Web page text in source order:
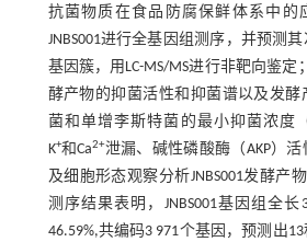
抗菌物质在食品防腐保鲜体系中的
JNBS001进行全基因组测序，并预测
基因簇，用LC-MS/MS进行非靶向鉴定
酵产物的抑菌活性和抑菌谱以及发酵
菌和单增李斯特菌的最小抑菌浓度
K+和Ca2+泄漏、碱性磷酸酶（AKP）
及细胞形态观察分析JNBS001发酵产
测序结果表明，JNBS001基因组全长
46.59%,共编码3 971个基因，预测出